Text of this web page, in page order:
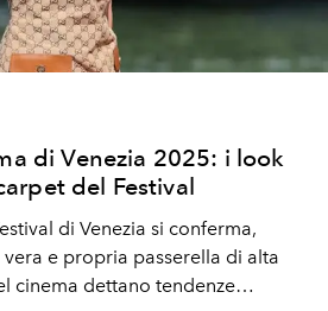
di Venezia 2025: i look
del Festival
di Venezia si conferma,
e propria passerella di alta
cinema dettano tendenze